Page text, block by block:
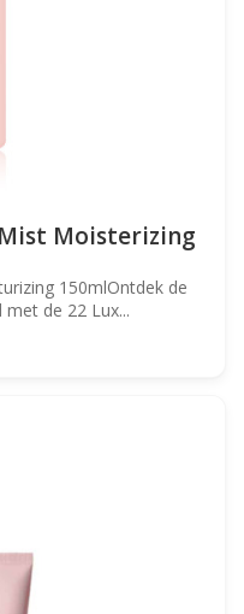
Moisterizing
150mlOntdek de
de 22 Lux...